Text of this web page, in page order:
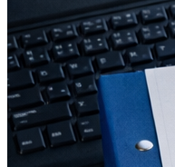
(portugiesische
Revisionsphase und eine
Alle Abläufe werden von
Kostenvoranschlag